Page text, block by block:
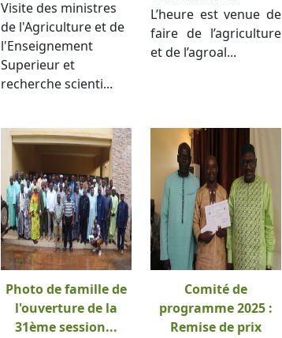
Visite des ministres
de l'Agriculture et de
l'Enseignement
Superieur et
recherche scienti...
L’heure est venue de
faire de l’agriculture
et de l’agroal...
Photo de famille de
l'ouverture de la
31ème session...
Comité de
programme 2025 :
Remise de prix